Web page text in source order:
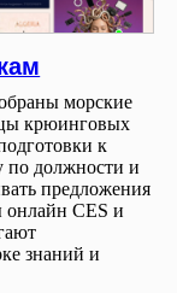
морские
крюинговых
к
по должности и
предложения
онлайн CES и
знаний и